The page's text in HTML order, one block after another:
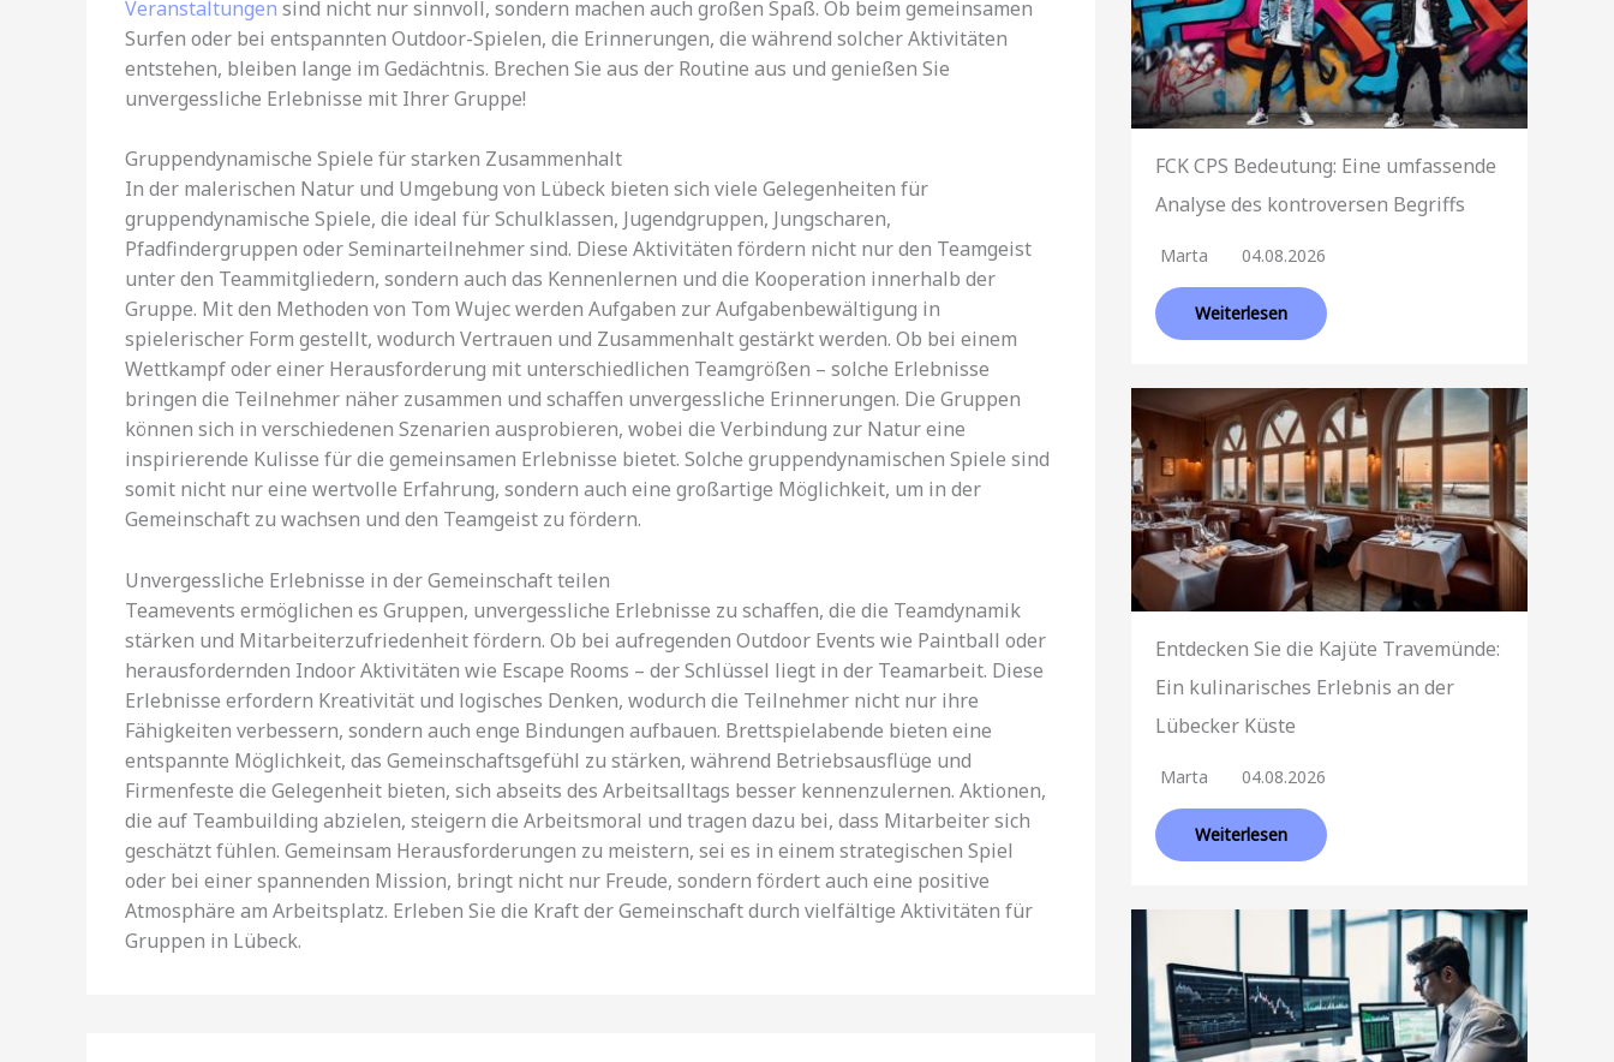
Veranstaltungen sind nicht nur sinnvoll, sondern machen auch großen Spaß. Ob beim gemeinsamen
Surfen oder bei entspannten Outdoor-Spielen, die Erinnerungen, die während solcher Aktivitäten
entstehen, bleiben lange im Gedächtnis. Brechen Sie aus der Routine aus und genießen Sie
unvergessliche Erlebnisse mit Ihrer Gruppe!
Gruppendynamische Spiele für starken Zusammenhalt
In der malerischen Natur und Umgebung von Lübeck bieten sich viele Gelegenheiten für
gruppendynamische Spiele, die ideal für Schulklassen, Jugendgruppen, Jungscharen,
Pfadfindergruppen oder Seminarteilnehmer sind. Diese Aktivitäten fördern nicht nur den Teamgeist
unter den Teammitgliedern, sondern auch das Kennenlernen und die Kooperation innerhalb der
Gruppe. Mit den Methoden von Tom Wujec werden Aufgaben zur Aufgabenbewältigung in
spielerischer Form gestellt, wodurch Vertrauen und Zusammenhalt gestärkt werden. Ob bei einem
Wettkampf oder einer Herausforderung mit unterschiedlichen Teamgrößen – solche Erlebnisse
bringen die Teilnehmer näher zusammen und schaffen unvergessliche Erinnerungen. Die Gruppen
können sich in verschiedenen Szenarien ausprobieren, wobei die Verbindung zur Natur eine
inspirierende Kulisse für die gemeinsamen Erlebnisse bietet. Solche gruppendynamischen Spiele sind
somit nicht nur eine wertvolle Erfahrung, sondern auch eine großartige Möglichkeit, um in der
Gemeinschaft zu wachsen und den Teamgeist zu fördern.
Unvergessliche Erlebnisse in der Gemeinschaft teilen
Teamevents ermöglichen es Gruppen, unvergessliche Erlebnisse zu schaffen, die die Teamdynamik
stärken und Mitarbeiterzufriedenheit fördern. Ob bei aufregenden Outdoor Events wie Paintball oder
herausfordernden Indoor Aktivitäten wie Escape Rooms – der Schlüssel liegt in der Teamarbeit. Diese
Erlebnisse erfordern Kreativität und logisches Denken, wodurch die Teilnehmer nicht nur ihre
Fähigkeiten verbessern, sondern auch enge Bindungen aufbauen. Brettspielabende bieten eine
entspannte Möglichkeit, das Gemeinschaftsgefühl zu stärken, während Betriebsausflüge und
Firmenfeste die Gelegenheit bieten, sich abseits des Arbeitsalltags besser kennenzulernen. Aktionen,
die auf Teambuilding abzielen, steigern die Arbeitsmoral und tragen dazu bei, dass Mitarbeiter sich
geschätzt fühlen. Gemeinsam Herausforderungen zu meistern, sei es in einem strategischen Spiel
oder bei einer spannenden Mission, bringt nicht nur Freude, sondern fördert auch eine positive
Atmosphäre am Arbeitsplatz. Erleben Sie die Kraft der Gemeinschaft durch vielfältige Aktivitäten für
Gruppen in Lübeck.
FCK CPS Bedeutung: Eine umfassende
Analyse des kontroversen Begriffs
Marta 04.08.2026
Weiterlesen
Entdecken Sie die Kajüte Travemünde:
Ein kulinarisches Erlebnis an der
Lübecker Küste
Marta 04.08.2026
Weiterlesen